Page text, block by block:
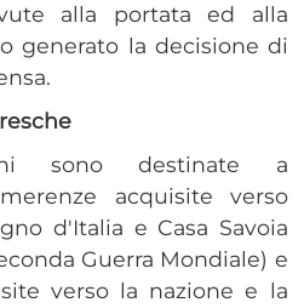
alla portata ed alla
generato la decisione di
sono destinate a
acquisite verso
d'Italia e Casa Savoia
Guerra Mondiale) e
verso la nazione e la